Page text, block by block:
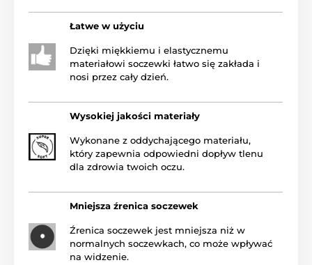
Łatwe w użyciu
Dzięki miękkiemu i elastycznemu
materiałowi soczewki łatwo się zakłada i
nosi przez cały dzień.
Wysokiej jakości materiały
Wykonane z oddychającego materiału,
który zapewnia odpowiedni dopływ tlenu
dla zdrowia twoich oczu.
Mniejsza źrenica soczewek
Źrenica soczewek jest mniejsza niż w
normalnych soczewkach, co może wpływać
na widzenie.